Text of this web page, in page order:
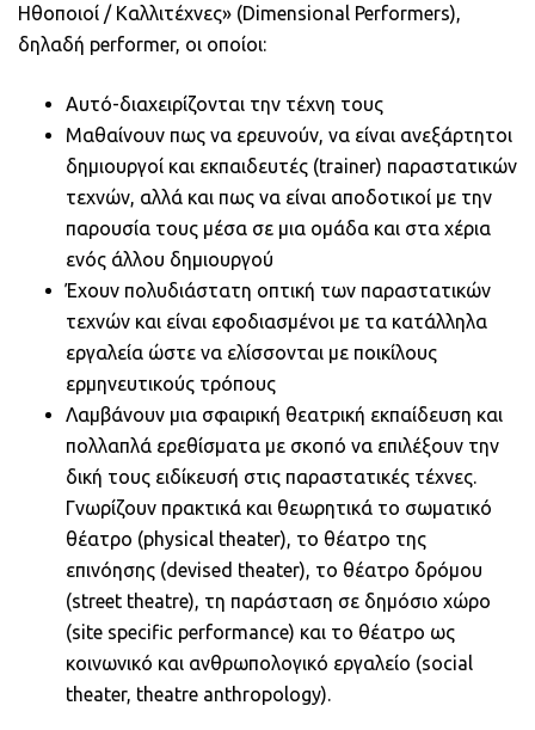
Ηθοποιοί / Καλλιτέχνες» (Dimensional Performers),
δηλαδή performer, οι οποίοι:
Αυτό-διαχειρίζονται την τέχνη τους
Μαθαίνουν πως να ερευνούν, να είναι ανεξάρτητοι
δημιουργοί και εκπαιδευτές (trainer) παραστατικών
τεχνών, αλλά και πως να είναι αποδοτικοί με την
παρουσία τους μέσα σε μια ομάδα και στα χέρια
ενός άλλου δημιουργού
Έχουν πολυδιάστατη οπτική των παραστατικών
τεχνών και είναι εφοδιασμένοι με τα κατάλληλα
εργαλεία ώστε να ελίσσονται με ποικίλους
ερμηνευτικούς τρόπους
Λαμβάνουν μια σφαιρική θεατρική εκπαίδευση και
πολλαπλά ερεθίσματα με σκοπό να επιλέξουν την
δική τους ειδίκευσή στις παραστατικές τέχνες.
Γνωρίζουν πρακτικά και θεωρητικά το σωματικό
θέατρο (physical theater), το θέατρο της
επινόησης (devised theater), το θέατρο δρόμου
(street theatre), τη παράσταση σε δημόσιο χώρο
(site specific performance) και το θέατρο ως
κοινωνικό και ανθρωπολογικό εργαλείο (social
theater, theatre anthropology).